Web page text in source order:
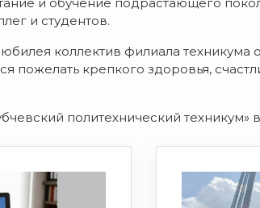
и студентов.
коллектив филиала техникума
пожелать крепкого здоровья,
политехнический техникум»